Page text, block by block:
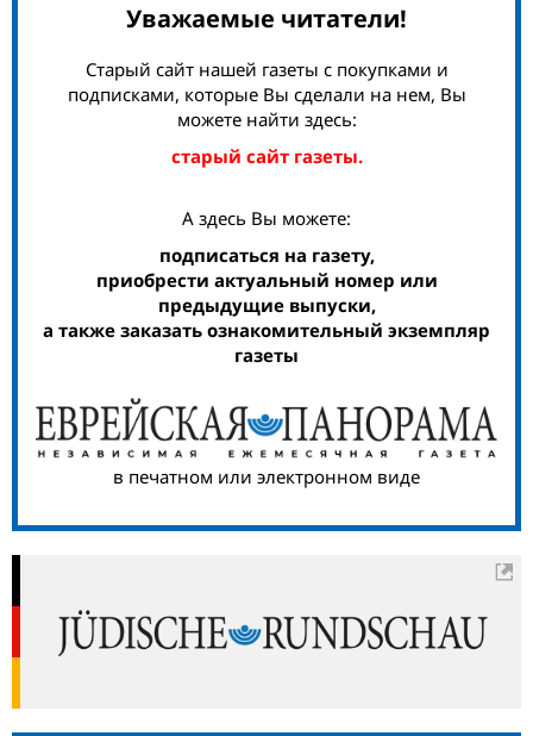
Уважаемые читатели!
Старый сайт нашей газеты с покупками и
подписками, которые Вы сделали на нем, Вы
можете найти здесь:
старый сайт газеты.
А здесь Вы можете:
подписаться на газету,
приобрести актуальный номер или
предыдущие выпуски,
а также заказать ознакомительный экземпляр
газеты
в печатном или электронном виде